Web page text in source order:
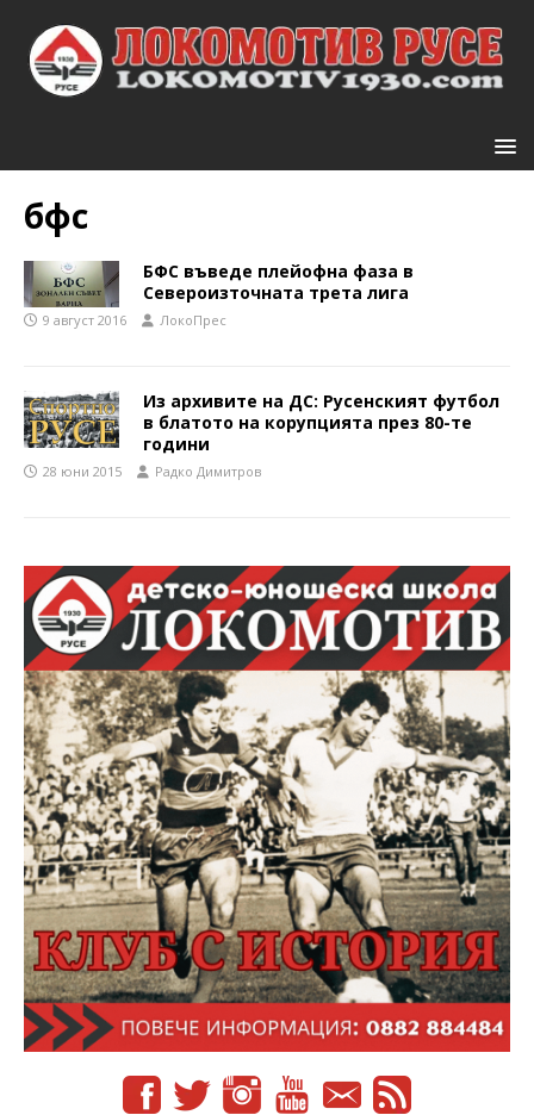
бфс
БФС въведе плейофна фаза в
Североизточната трета лига
9 август 2016 ЛокоПрес
Из архивите на ДС: Русенският футбол
в блатото на корупцията през 80-те
години
28 юни 2015 Радко Димитров